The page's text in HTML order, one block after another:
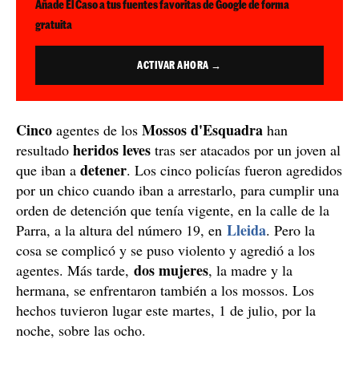
Añade El Caso a tus fuentes favoritas de Google de forma
gratuita
ACTIVAR AHORA →
Cinco agentes de los Mossos d'Esquadra han
resultado heridos leves tras ser atacados por un joven al
que iban a detener. Los cinco policías fueron agredidos
por un chico cuando iban a arrestarlo, para cumplir una
orden de detención que tenía vigente, en la calle de la
Parra, a la altura del número 19, en Lleida. Pero la
cosa se complicó y se puso violento y agredió a los
agentes. Más tarde, dos mujeres, la madre y la
hermana, se enfrentaron también a los mossos. Los
hechos tuvieron lugar este martes, 1 de julio, por la
noche, sobre las ocho.